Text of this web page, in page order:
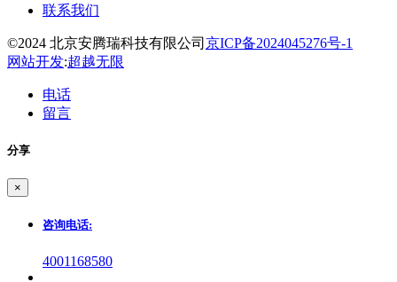
联系我们
©2024 北京安腾瑞科技有限公司 京ICP备2024045276号-1
网站开发:超越无限
电话
留言
分享
×
咨询电话:
4001168580